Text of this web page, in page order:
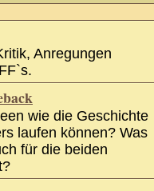
Anregungen
wie die Geschichte
laufen können? Was
für die beiden